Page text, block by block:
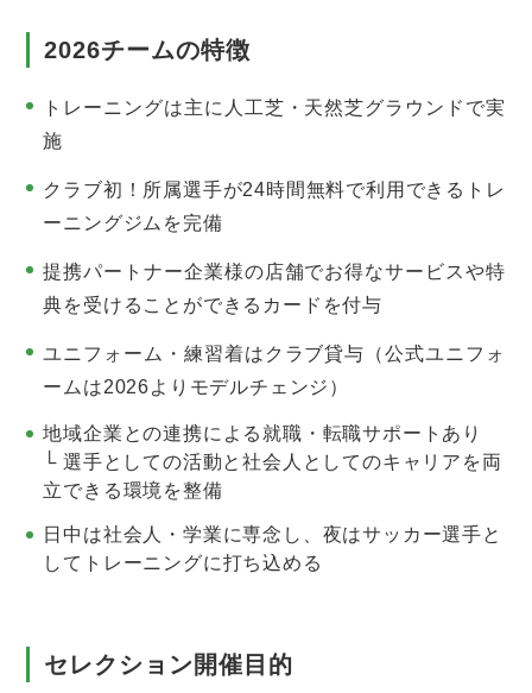
2026チームの特徴
トレーニングは主に人工芝・天然芝グラウンドで実
施
クラブ初！所属選手が24時間無料で利用できるトレ
ーニングジムを完備
提携パートナー企業様の店舗でお得なサービスや特
典を受けることができるカードを付与
ユニフォーム・練習着はクラブ貸与（公式ユニフォ
ームは2026よりモデルチェンジ）
地域企業との連携による就職・転職サポートあり
└ 選手としての活動と社会人としてのキャリアを両
立できる環境を整備
日中は社会人・学業に専念し、夜はサッカー選手と
してトレーニングに打ち込める
セレクション開催目的